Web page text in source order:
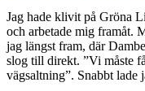
Jag hade klivit på Gröna
och arbetade mig framåt.
jag längst fram, där
slog till direkt. ”Vi måste
vägsaltning”. Snabbt